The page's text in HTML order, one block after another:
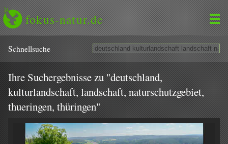
fokus-natur.de
Schnell­suche
Ihre Suchergebnisse zu "deutschland,
kulturlandschaft, landschaft, naturschutzgebiet,
thueringen, thüringen"